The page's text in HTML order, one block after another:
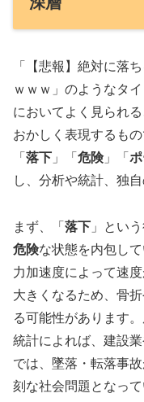
「【悲報】絶対に落
ｗｗｗ」のようなタ
においてよく見られ
おかしく表現するも
「 落下 」「 危険」「
し、分析や統計、独
まず、「 落下 」とい
危険な状態を内包し
力加速度によって速
大きくなるため、骨
る可能性があります
統計によれば、建設
では、墜落・転落事
刻な社会問題となっ